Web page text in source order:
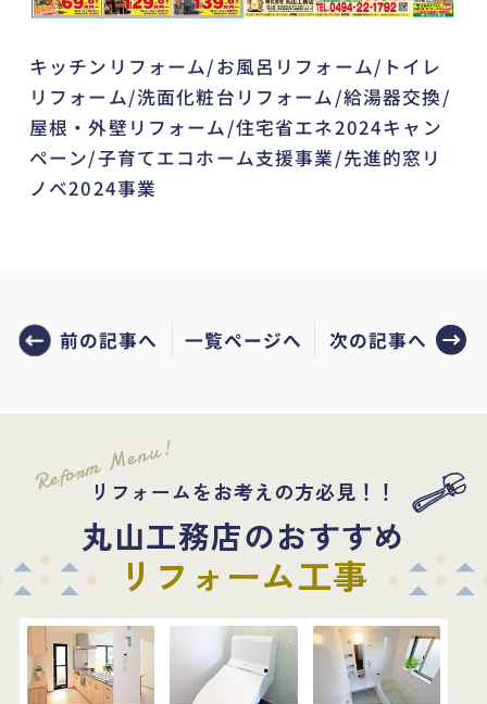
キッチンリフォーム/お風呂リフォーム/トイレ
リフォーム/洗面化粧台リフォーム/給湯器交換/
屋根・外壁リフォーム/住宅省エネ2024キャン
ペーン/子育てエコホーム支援事業/先進的窓リ
ノベ2024事業
前の記事へ 一覧ページへ 次の記事へ
Reform Menu!
リフォームをお考えの方必見！！
丸山工務店のおすすめ
リフォーム工事